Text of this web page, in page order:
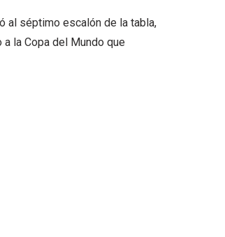
al séptimo escalón de la tabla,
la Copa del Mundo que